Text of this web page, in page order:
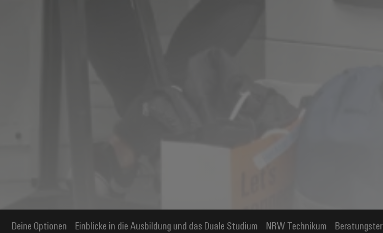
Deine Optionen Einblicke in die Ausbildung und das Duale Studium NRW Technikum